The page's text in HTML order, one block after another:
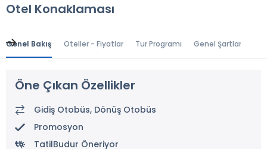
Otel Konaklaması
Genel Bakış Oteller - Fiyatlar Tur Programı Genel Şartlar
Öne Çıkan Özellikler
Gidiş Otobüs, Dönüş Otobüs
Promosyon
TatilBudur Öneriyor